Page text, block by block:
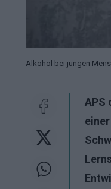
Alkohol bei jungen
APS